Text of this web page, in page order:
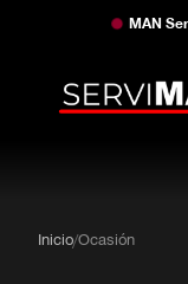
MAN
Inicio/Ocasión